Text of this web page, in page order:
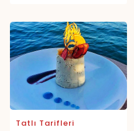
Tatlı Tarifleri